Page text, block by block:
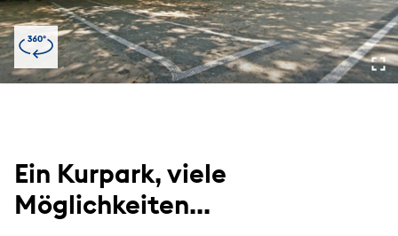
Ein Kurpark, viele
Möglichkeiten...